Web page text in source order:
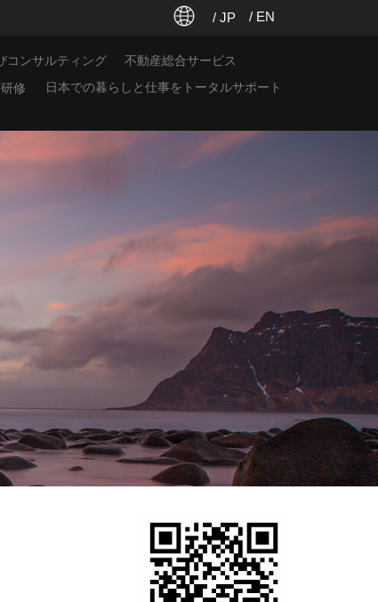
/ JP / EN
コンサルティング
不動産総合サービス
日本での暮らしと仕事をトータルサポート
修